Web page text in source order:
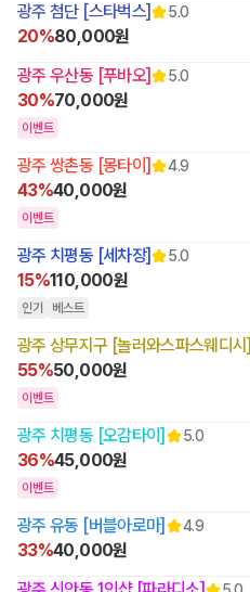
광주 첨단 [스타벅스] 5.0
20%80,000원
광주 우산동 [푸바오]
5.0
30%70,000원
이벤트
광주 쌍촌동 [몽타이] 4.9
43%40,000원
이벤트
광주 치평동 [세차장] 5.0
15%110,000원
인기 베스트
광주 상무지구 [놀러와스파스웨디시]
55%50,000원
이벤트
광주 치평동 [오감타이] 5.0
36%45,000원
이벤트
광주 유동 [버블아로마] 4.9
33%40,000원